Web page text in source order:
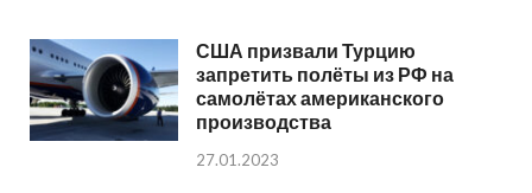
США призвали Турцию
запретить полёты из РФ на
самолётах американского
производства
27.01.2023